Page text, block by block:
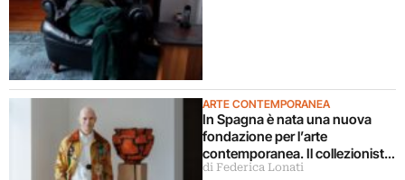
ARTE CONTEMPORANEA
In Spagna è nata una nuova
fondazione per l’arte
contemporanea. Il collezionista
Gabriel Calparsoro ce l’ha
di Federica Lonati